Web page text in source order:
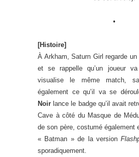
•
[Histoire]
À Arkham, Saturn Girl regarde
et se rappelle qu’un joueur
visualise le même match,
également ce qu’il va se
Noir lance le badge qu’il avait
Cave à côté du Masque de
de son père, costumé également
« Batman » de la version
sporadiquement.